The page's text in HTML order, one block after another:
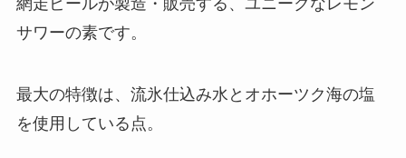
サワーの素です。
最大の特徴は、流氷仕込み水とオホーツク海の塩
を使用している点。